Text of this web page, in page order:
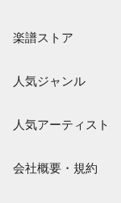
退会はこちら
楽譜ストア
難易度別に探す
まもなく配信
人気ジャンル
保育
人気アーティスト
会社概要・規約